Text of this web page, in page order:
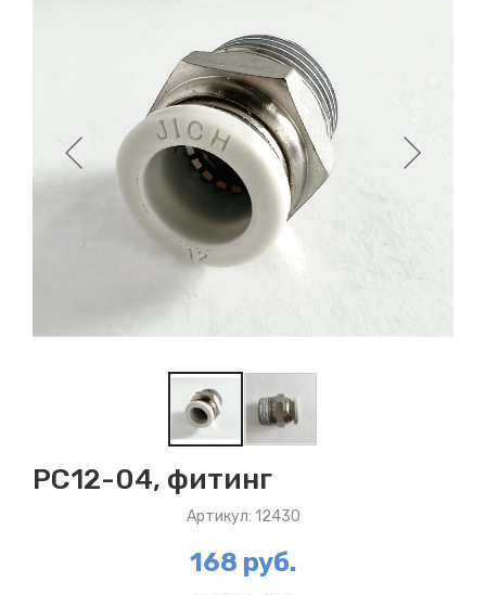
PC12-04, фитинг
Артикул: 12430
168 руб.